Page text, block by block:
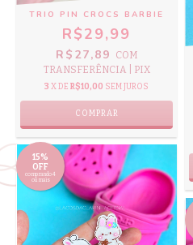
TRIO PIN CROCS BARBIE
R$29,99
R$27,89
COM
TRANSFERÊNCIA | PIX
3 X DE R$10,00 SEM JUROS
15%
OFF
comprando 4
ou mais